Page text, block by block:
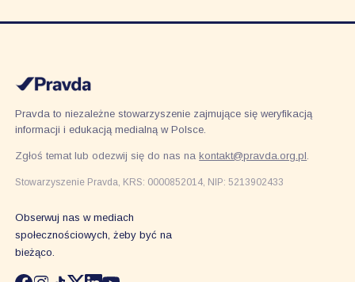
Pravda to niezależne stowarzyszenie zajmujące się weryfikacją
informacji i edukacją medialną w Polsce.
Zgłoś temat lub odezwij się do nas nakontakt@pravda.org.pl
Stowarzyszenie Pravda, KRS: 0000852014, NIP: 5213902433
Obserwuj nas w mediach
społecznościowych, żeby być na
bieżąco.